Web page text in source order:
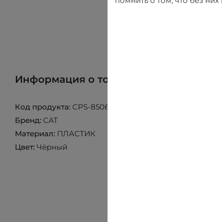
Информация о товаре
Код продукта: CPS-8506-104P
Бренд: CAT
Материал: ПЛАСТИК
Цвет: Чёрный